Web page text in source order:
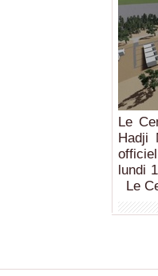
Le
Hadji
lundi
Le